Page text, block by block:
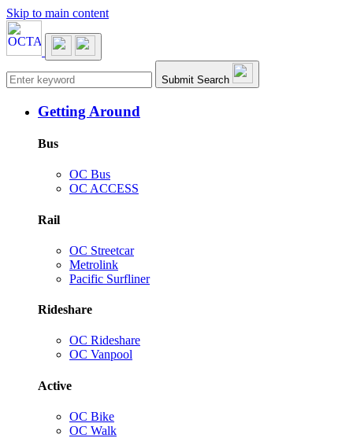
Skip to main content
Main navigation Submit Search
Getting Around
Bus
OC Bus
OC ACCESS
Rail
OC Streetcar
Metrolink
Pacific Surfliner
Rideshare
OC Rideshare
OC Vanpool
Active
OC Bike
OC Walk